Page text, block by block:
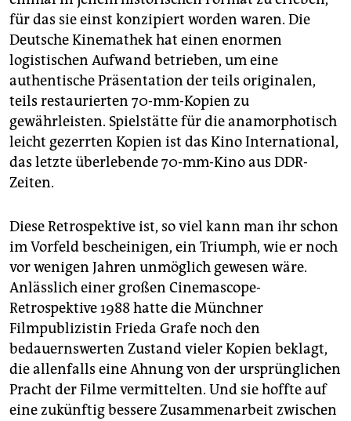
für das sie einst konzipiert worden waren. Die
Deutsche Kinemathek hat einen enormen
logistischen Aufwand betrieben, um eine
authentische Präsentation der teils originalen,
teils restaurierten 70-mm-Kopien zu
gewährleisten. Spielstätte für die anamorphotisch
leicht gezerrten Kopien ist das Kino International,
das letzte überlebende 70-mm-Kino aus DDR-
Zeiten.
Diese Retrospektive ist, so viel kann man ihr schon
im Vorfeld bescheinigen, ein Triumph, wie er noch
vor wenigen Jahren unmöglich gewesen wäre.
Anlässlich einer großen Cinemascope-
Retrospektive 1988 hatte die Münchner
Filmpublizistin Frieda Grafe noch den
bedauernswerten Zustand vieler Kopien beklagt,
die allenfalls eine Ahnung von der ursprünglichen
Pracht der Filme vermittelten. Und sie hoffte auf
eine zukünftig bessere Zusammenarbeit zwischen